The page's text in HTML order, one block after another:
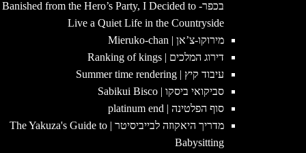
בכפר- Banished from the Hero’s Party, I Decided to
Live a Quiet Life in the Countryside
מירוקו-צ’אן | Mieruko-chan
דירוג המלכים | Ranking of kings
עיבוד קיץ | Summer time rendering
סביקואי ביסקו | Sabikui Bisco
סוף הפלטינה | platinum end
מדריך היאקוזה לבייביסיטר | The Yakuza's Guide to
Babysitting